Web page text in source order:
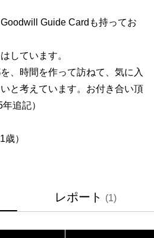
Guide Cardも持ってお
しています。
、時間を作って訪ねて、気に入
と考えています。お付き合い頂
追記）
）
レポート (1)